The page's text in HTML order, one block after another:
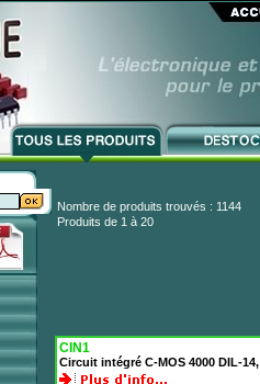
Nombre de produits trouvés : 1144
Produits de 1 à 20
CIN1
Circuit intégré C-MOS 4000 DIL-